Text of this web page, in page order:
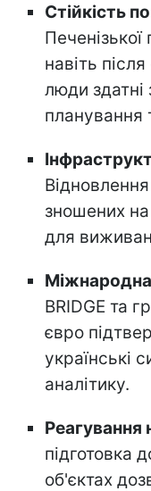
Стійкість
навіть
люди здатні
планування
зношених
для
BRIDGE та
євро
українські
аналітику.
Реагування
підготовка
об'єктах